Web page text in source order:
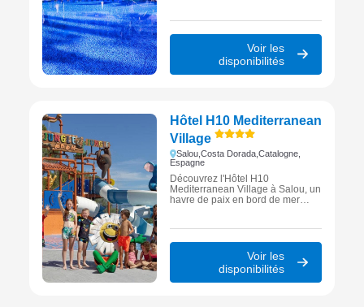
Voir les
disponibilités
Hôtel H10 Mediterranean
Village
Salou,Costa Dorada,Catalogne,
Espagne
Découvrez l'Hôtel H10
Mediterranean Village à Salou, un
havre de paix en bord de mer
Voir les
disponibilités